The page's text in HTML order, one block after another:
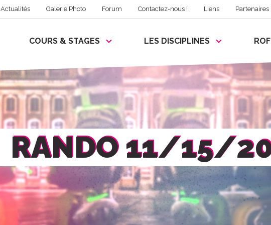
COURS & STAGES LES DISCIPLINES
Actualités Galerie Photo Forum Contactez-nous ! Liens Partenaires
RANDO 11/15/